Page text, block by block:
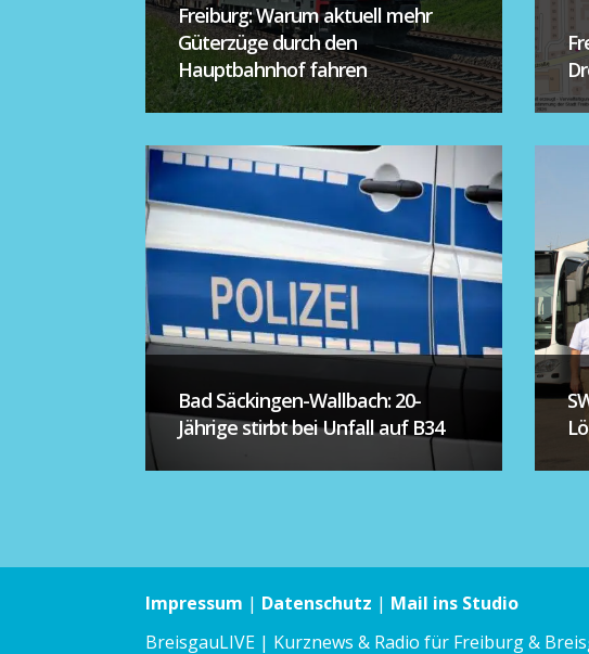
Freiburg: Warum aktuell mehr
Güterzüge durch den
Hauptbahnhof fahren
Bad Säckingen-Wallbach: 20-
Jährige stirbt bei Unfall auf B34
Impressum | Datenschutz | Mail ins Studio
BreisgauLIVE | Kurznews & Radio für Freiburg &